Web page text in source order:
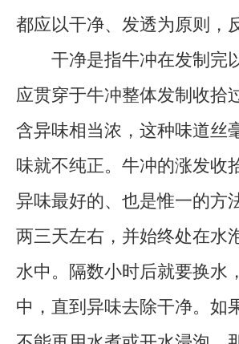
都应以干净、发透为原则，
干净是指牛冲在发制完
应贯穿于牛冲整体发制收拾
含异味相当浓，这种味道丝
味就不纯正。牛冲的涨发收
异味最好的、也是惟一的方
两三天左右，并始终处在水
水中。隔数小时后就要换水
中，直到异味去除干净。如